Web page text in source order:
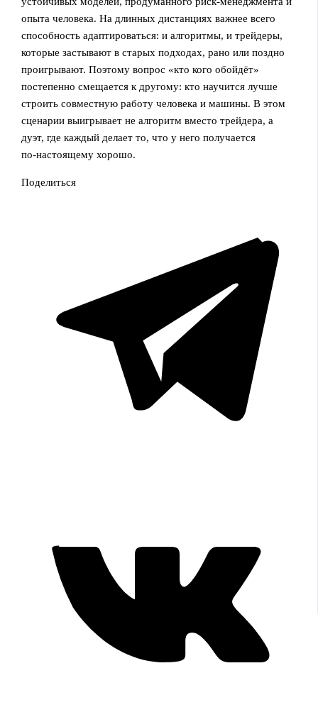
опыта человека. На длинных дистанциях важнее всего
способность адаптироваться: и алгоритмы, и трейдеры,
которые застывают в старых подходах, рано или поздно
проигрывают. Поэтому вопрос «кто кого обойдёт»
постепенно смещается к другому: кто научится лучше
строить совместную работу человека и машины. В этом
сценарии выигрывает не алгоритм вместо трейдера, а
дуэт, где каждый делает то, что у него получается
по‑настоящему хорошо.
Поделиться